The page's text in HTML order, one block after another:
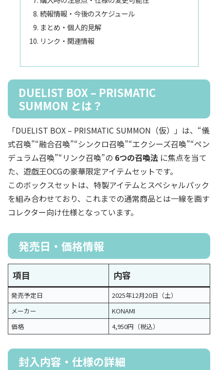
続報情報・今後のスケジュール
まとめ・個人的見解
リンク・関連情報
DUELIST BOX – PRISMATIC
SUMMON とは？
「DUELIST BOX – PRISMATIC SUMMON（仮）」は、“儀
式召喚”“融合召喚”“シンクロ召喚”“エクシーズ召喚”“ペン
デュラム召喚”“リンク召喚”の 6つの召喚法 に焦点を当て
た、遊戯王OCGの豪華限定アイテムセットです。
このボックスセットは、特製アイテムとスペシャルパック
を組み合わせており、これまでの通常商品とは一線を画す
コレクター向け仕様となっています。
発売日・価格情報
項目 内容
発売予定日
2025年12月20日（土）
メーカー
KONAMI
価格
4,950円（税込）
封入内容・仕様の詳細